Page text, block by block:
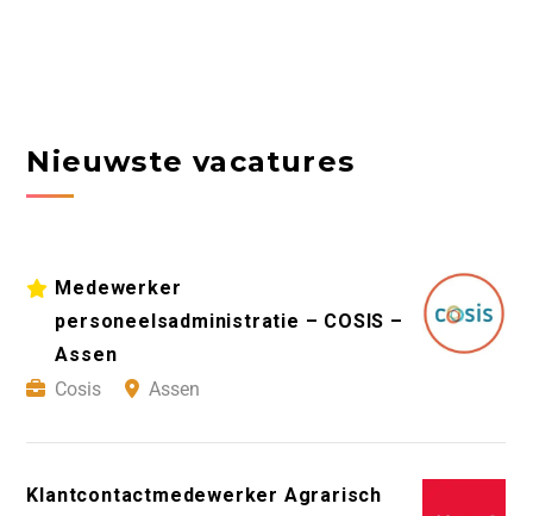
Nieuwste vacatures
Medewerker
personeelsadministratie – COSIS –
Assen
Cosis
Assen
Klantcontactmedewerker Agrarisch